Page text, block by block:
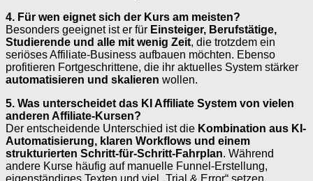
4. Für wen eignet sich der Kurs am meisten?
Besonders geeignet ist er für Einsteiger, Berufstätige,
Studierende und alle mit wenig Zeit, die trotzdem ein
seriöses Affiliate-Business aufbauen möchten. Ebenso
profitieren Fortgeschrittene, die ihr aktuelles System stärker
automatisieren und skalieren wollen.
5. Was unterscheidet das KI Affiliate System von vielen
anderen Affiliate-Kursen?
Der entscheidende Unterschied ist die Kombination aus KI-
Automatisierung, klaren Workflows und einem
strukturierten Schritt-für-Schritt-Fahrplan. Während
andere Kurse häufig auf manuelle Funnel-Erstellung,
eigenständiges Texten und viel „Trial & Error“ setzen,